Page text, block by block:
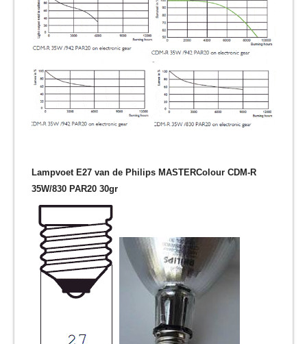
Lampvoet E27 van de Philips MASTERColour CDM-R
35W/830 PAR20 30gr